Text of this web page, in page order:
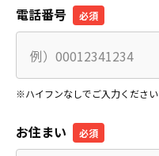
電話番号
※ハイフンなしでご入力ください
お住まい